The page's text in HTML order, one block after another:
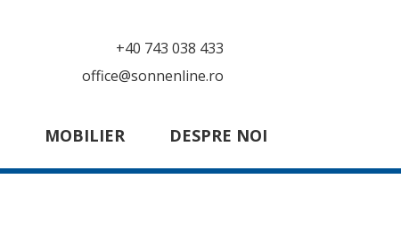
+40 743 038 433
office@sonnenline.ro
MOBILIER DESPRE NOI